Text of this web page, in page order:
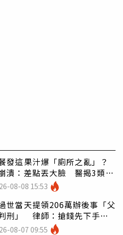
發這果汁爆「廁所之亂」？
潰：差點丟大臉 醫揭3類人
08-08 15:53
世當天提領206萬辦後事「父
刑」 律師：搶錢先下手是
08-07 09:55